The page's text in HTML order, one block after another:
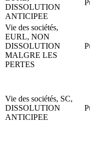
DISSOLUTION
ANTICIPEE
Vie des sociétés,
EURL, NON
DISSOLUTION
MALGRE LES
PERTES
Vie des sociétés, SC,
DISSOLUTION
ANTICIPEE